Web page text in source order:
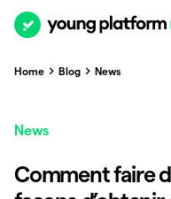
Home Blog News
News
Comment faire